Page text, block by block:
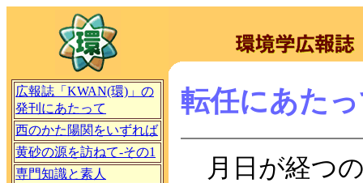
広報誌「KWAN(環)」の
発刊にあたって
西のかた陽関をいずれば
黄砂の源を訪ねて-その1
専門知識と素人
転任にあた
月日が経つ